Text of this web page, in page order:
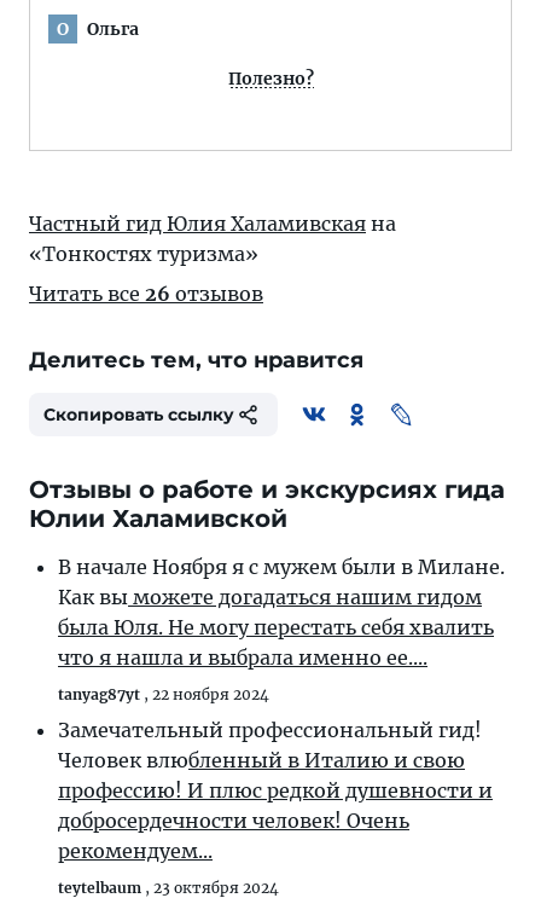
О Ольга
Полезно?
Частный гид Юлия Халамивская на
«Тонкостях туризма»
Читать все 26 отзывов
Делитесь тем, что нравится
Скопировать ссылку
Отзывы о работе и экскурсиях гида
Юлии Халамивской
В начале Ноября я с мужем были в Милане.
Как вы можете догадаться нашим гидом
была Юля. Не могу перестать себя хвалить
что я нашла и выбрала именно ее....
tanyag87yt , 22 ноября 2024
Замечательный профессиональный гид!
Человек влюбленный в Италию и свою
профессию! И плюс редкой душевности и
добросердечности человек! Очень
рекомендуем...
teytelbaum , 23 октября 2024